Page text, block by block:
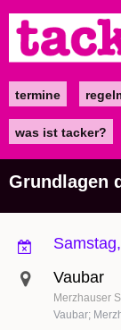
zum
Inhalt
Maintermine
was ist tacker?
Grundlagen
Vaubar
Merzhauser
Vaubar;